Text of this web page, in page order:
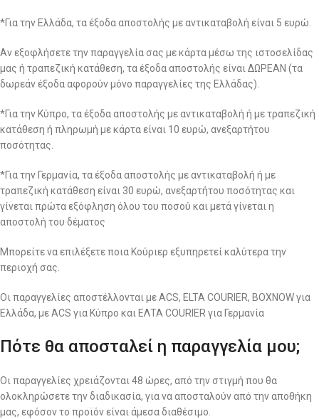
*Για την Ελλάδα, τα έξοδα αποστολής με αντικαταβολή είναι 5 ευρώ.
Αν εξοφλήσετε την παραγγελία σας με κάρτα μέσω της ιστοσελίδας
μας ή τραπεζική κατάθεση, τα έξοδα αποστολής είναι ΔΩΡΕΑΝ (τα
δωρεάν έξοδα αφορούν μόνο παραγγελίες της Ελλάδας).
*Για την Κύπρο, τα έξοδα αποστολής με αντικαταβολή ή με τραπεζική
κατάθεση ή πληρωμή με κάρτα είναι 10 ευρώ, ανεξαρτήτου
ποσότητας.
*Για την Γερμανία, τα έξοδα αποστολής με αντικαταβολή ή με
τραπεζική κατάθεση είναι 30 ευρώ, ανεξαρτήτου ποσότητας και
γίνεται πρώτα εξόφληση όλου του ποσού και μετά γίνεται η
αποστολή του δέματος
Μπορείτε να επιλέξετε ποια Κούριερ εξυπηρετεί καλύτερα την
περιοχή σας.
Οι παραγγελίες αποστέλλονται με ACS, ELTA COURIER, BOXNOW για
Ελλάδα, με ACS για Κύπρο και ΕΛΤΑ COURIER για Γερμανία
Πότε θα αποσταλεί η παραγγελία μου;
Οι παραγγελίες χρειάζονται 48 ώρες, από την στιγμή που θα
ολοκληρώσετε την διαδικασία, για να αποσταλούν από την αποθήκη
μας, εφόσον το προϊόν είναι άμεσα διαθέσιμο.